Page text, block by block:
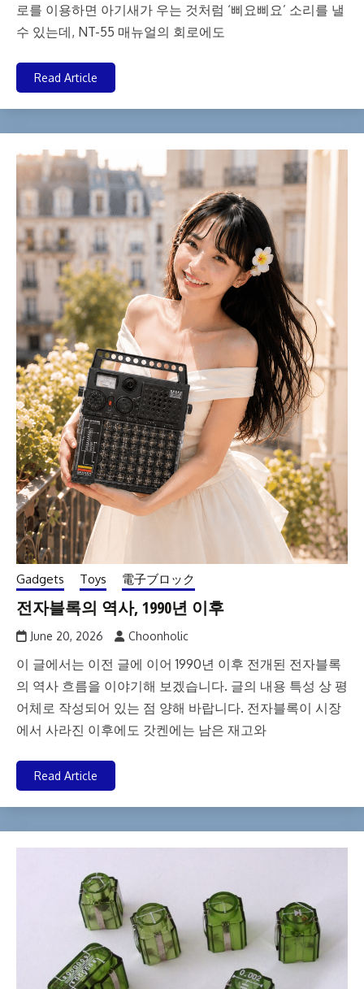
로를 이용하면 아기새가 우는 것처럼 ‘삐요삐요’ 소리를 낼
수 있는데, NT-55 매뉴얼의 회로에도
Read Article
Gadgets Toys 電子ブロック
전자블록의 역사, 1990년 이후
June 20, 2026 Choonholic
이 글에서는 이전 글에 이어 1990년 이후 전개된 전자블록
의 역사 흐름을 이야기해 보겠습니다. 글의 내용 특성 상 평
어체로 작성되어 있는 점 양해 바랍니다. 전자블록이 시장
에서 사라진 이후에도 갓켄에는 남은 재고와
Read Article